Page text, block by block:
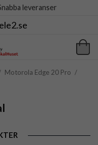
leveranser
Motorola Edge 20 Pro /